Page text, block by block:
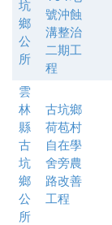
坑
鄉
公
所
號沖蝕
溝整治
二期工
程
雲
林
縣
古
坑
鄉
公
所
古坑鄉
荷苞村
自在學
舍旁農
路改善
工程